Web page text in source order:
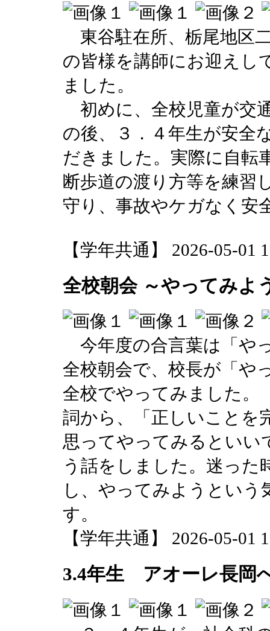
東谷駐在所、栃尾地区
の皆様を講師にお迎えし
ました。
初めに、全校児童が交
の後、３．４年生が安全
だきました。実際に自転
断歩道の渡り方等を練習
守り、事故やケガなく安
【学年共通】 2026-05-01
全校朝会 ～やってみよ
今年度の合言葉は「や
全校朝会で、校長が「や
全校でやってみました。
詞から、「正しいことを
思ってやってみるといい
う話をしました。迷った
し、やってみようとい
す。
【学年共通】 2026-05-01
3.4年生 アオーレ長岡